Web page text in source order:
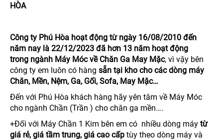
HÒA
Công ty Phú Hòa hoạt động từ ngày 16/08/2010 đến
năm nay là 22/12/2023 đã hơn 13 năm hoạt động
trong ngành Máy Móc về Chăn Ga May Mặc, vì vậy bên
công ty em luôn có hàng sẵn tại kho cho các dòng máy
Chăn, Mền, Nệm, Ga, Gối, Sofa, May Mặc…
Đến với Phú Hòa khách hàng hãy yên tâm về Máy Móc
cho ngành Chần (Trần ) cho chăn ga mền….
+Đối với Máy Chần 1 Kim bên em có nhiều dòng máy từ
giá rẻ, giá tầm trung, giá cao cấp tùy theo dòng máy và